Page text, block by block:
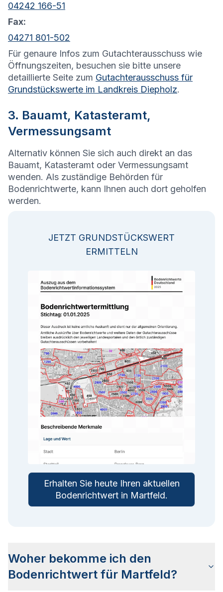
04242 166-51
Fax:
04271 801-502
Für genaure Infos zum Gutachterausschuss wie
Öffnungszeiten, besuchen sie bitte unsere
detaillierte Seite zum Gutachterausschuss für
Grundstückswerte im Landkreis Diepholz.
3. Bauamt, Katasteramt,
Vermessungsamt
Alternativ können Sie sich auch direkt an das
Bauamt, Katasteramt oder Vermessungsamt
wenden. Als zuständige Behörden für
Bodenrichtwerte, kann Ihnen auch dort geholfen
werden.
JETZT GRUNDSTÜCKSWERT
ERMITTELN
Erhalten Sie heute Ihren aktuellen
Bodenrichtwert in Martfeld.
Woher bekomme ich den
Bodenrichtwert für Martfeld?